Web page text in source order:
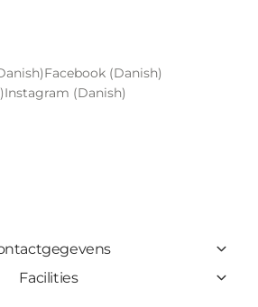
Facebook (Danish)
Instagram (Danish)
Facilities